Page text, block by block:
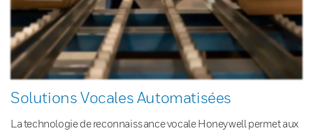
Solutions Vocales Automatisées
La technologie de reconnaissance vocale Honeywell permet aux